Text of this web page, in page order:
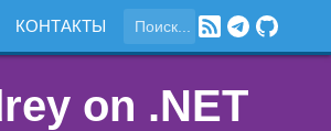
КОНТАКТЫ
on .NET